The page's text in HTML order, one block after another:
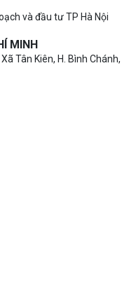
và đầu tư TP Hà Nội
MINH
Tân Kiên, H. Bình Chánh,